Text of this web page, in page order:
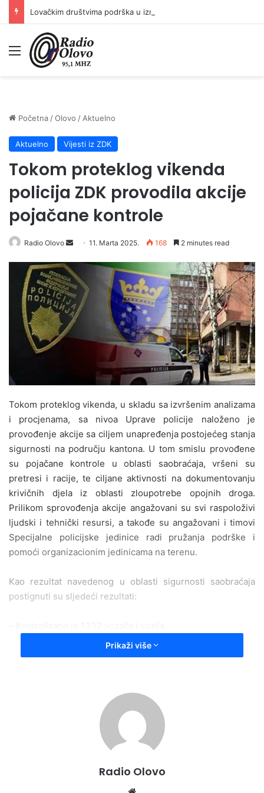
Lovačkim društvima podrška u iznosu od 138.000 KM
Meni
Početna /Olovo / Aktuelno
Aktuelno Vijesti iz ZDK
Tokom proteklog vikenda
policija ZDK provodila akcije
pojačane kontrole
Radio Olovo
n
d
a
n
e
l
11. Marta 2025. 168 2 minutes read
Tokom proteklog vikenda, u skladu sa izvršenim analizama
i procjenama, sa nivoa Uprave policije naloženo je
provođenje akcije sa ciljem unapređenja postojećeg stanja
sigurnosti na području kantona. U tom smislu provođene
su pojačane kontrole u oblasti saobraćaja, vršeni su
pretresi i racije, te ciljane aktivnosti na dokumentovanju
krivičnih djela iz oblasti zloupotrebe opojnih droga.
Prilikom sprovođenja akcije angažovani su svi raspoloživi
ljudski i tehnički resursi, a takođe su angažovani i timovi
Specijalne policijske jedinice radi pružanja podrške i
pomoći organizacionim jedinicama na terenu.
Kao rezultat navedenog u oblasti sigurnosti saobraćaja
postignuti su sljedeći rezultati:
– izdato je 470 prekršajnih naloga,
te su isti isključeni iz saobraćaja,
dok su 2 vozača lišena slobode i zadržana u policijskim
prostorijama do otrežnjenja,
– zatečeno je 6 lica da upravljaju vozilom bez položenog
Prikaži više
Radio Olovo